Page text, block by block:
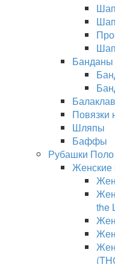
Банданы
Повязки
Шляпы
Баффы
Рубашки Поло
Женские
the